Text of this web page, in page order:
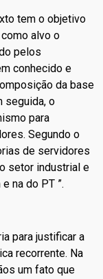
tem o objetivo
alvo o
pelos
conhecido e
da base
seguida, o
para
Segundo o
de servidores
setor industrial e
na do PT ”.
para justificar a
recorrente. Na
um fato que